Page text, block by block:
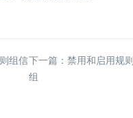
组信下一篇：禁用和启用规则
组